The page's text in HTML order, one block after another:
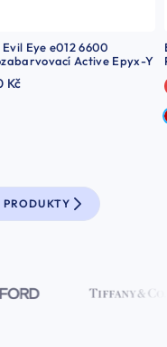
Eye e012 6600
Active Epyx-Y
Kč